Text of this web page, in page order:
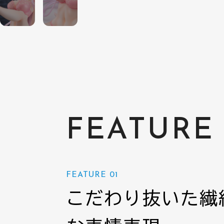
FEATURE
FEATURE 01
こだわり抜いた繊